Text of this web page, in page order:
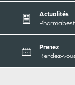
Actualités
Pharmabest
Prenez
Rendez-vous